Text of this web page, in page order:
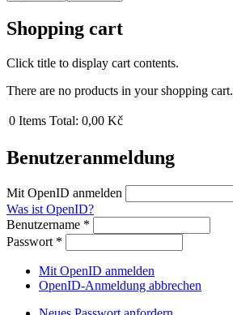
Shopping cart
Click title to display cart contents.
There are no products in your shopping cart.
0 Items Total: 0,00 Kč
Benutzeranmeldung
Mit OpenID anmelden
Was ist OpenID?
Benutzername *
Passwort *
Mit OpenID anmelden
OpenID-Anmeldung abbrechen